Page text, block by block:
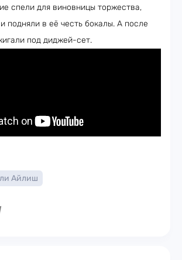
спели для виновницы торжества,
подняли в её честь бокалы. А после
под диджей-сет.
Айлиш